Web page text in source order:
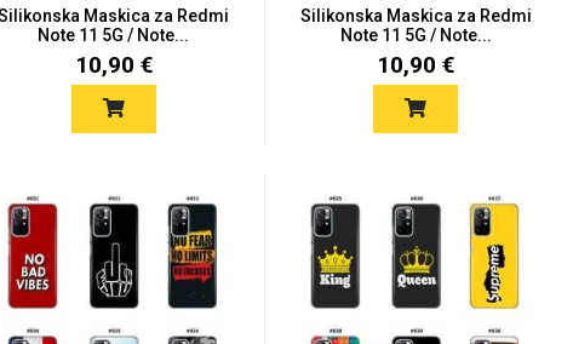
Maskica za Redmi
Note 11 5G / Note...
10,90 €
Silikonska Maskica za Redmi
Note 11 5G / Note...
10,90 €